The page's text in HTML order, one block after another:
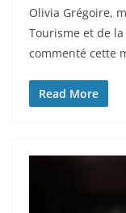
Olivia Grégoire,
Tourisme et de
commenté cette
Read More